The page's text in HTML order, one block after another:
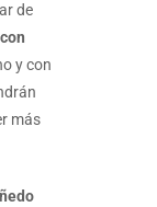
de
y con
más